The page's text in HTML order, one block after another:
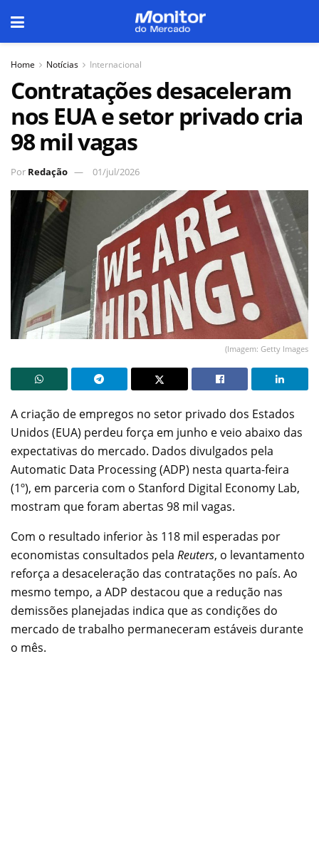
Home Notícias Internacional
Contratações desaceleram
nos EUA e setor privado cria
98 mil vagas
Por Redação 01/jul/2026
(Imagem: Getty Images
A criação de empregos no setor privado dos Estados
Unidos (EUA) perdeu força em junho e veio abaixo das
expectativas do mercado. Dados divulgados pela
Automatic Data Processing (ADP) nesta quarta-feira
(1º), em parceria com o Stanford Digital Economy Lab,
mostram que foram abertas 98 mil vagas.
Com o resultado inferior às 118 mil esperadas por
economistas consultados pela Reuters, o levantamento
reforça a desaceleração das contratações no país. Ao
mesmo tempo, a ADP destacou que a redução nas
demissões planejadas indica que as condições do
mercado de trabalho permaneceram estáveis durante
o mês.